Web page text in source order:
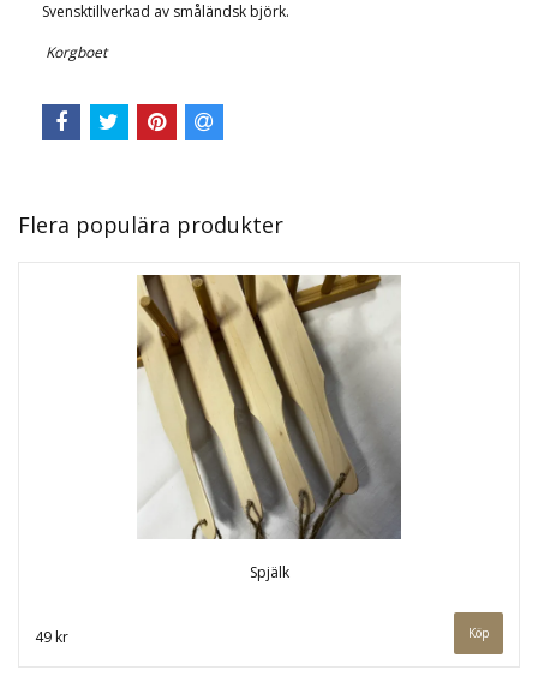
Svensktillverkad av småländsk björk.
Korgboet
Flera populära produkter
Spjälk
49 kr Köp